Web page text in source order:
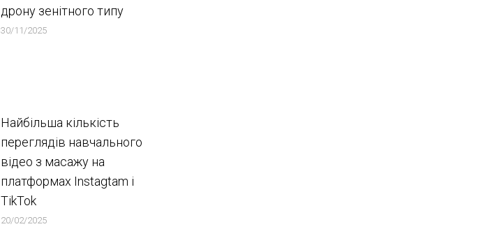
дрону зенітного типу
30/11/2025
Найбільша кількість
переглядів навчального
відео з масажу на
платформах Instagtam i
TikTok
20/02/2025